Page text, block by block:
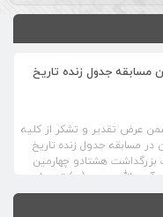
مسابقه جدول زنده تاریخ
عرض تقدیر و تشکر از کلیه
در مسابقه جدول زنده تاریخ
بزرگداشت هشتادو چهارمین
آیت الله مدرس(ره) توسط
والا مقام در شهرستان